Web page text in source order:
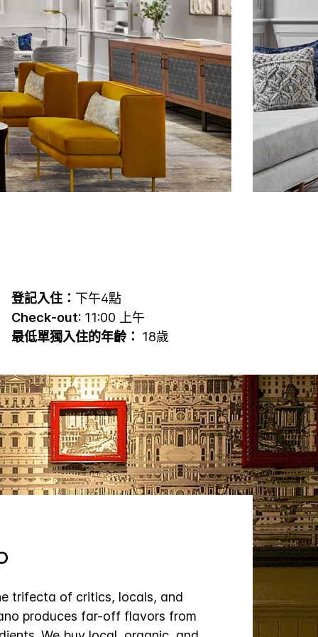
登記入住： 下午4點
Check-out: 11:00 上午
最低單獨入住的年齡： 18歲
trifecta of critics, locals, and
produces far-off flavors from